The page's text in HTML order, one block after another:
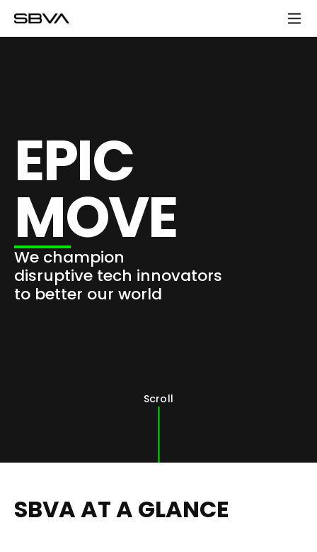
모
바
EPIC
MOVE
We champion
disruptive tech innovators
to better our world
Scroll
SBVA AT A GLANCE